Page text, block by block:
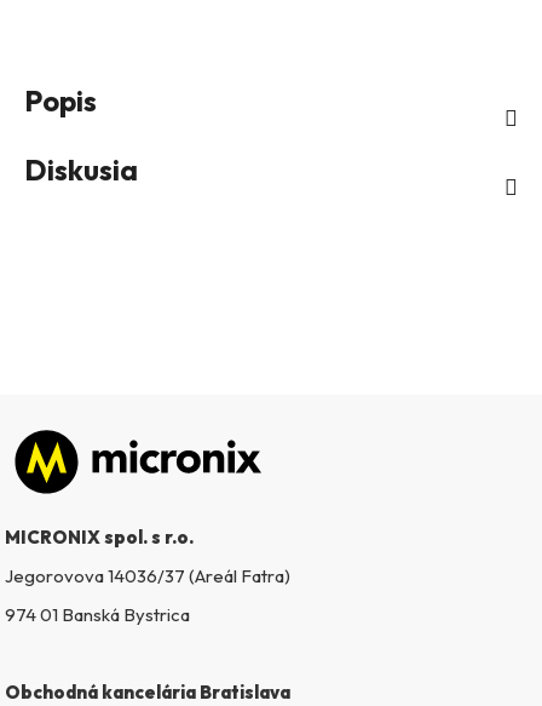
Popis
Diskusia
Zápätie
MICRONIX spol. s r.o.
Jegorovova 14036/37 (Areál Fatra)
974 01 Banská Bystrica
Obchodná kancelária Bratislava